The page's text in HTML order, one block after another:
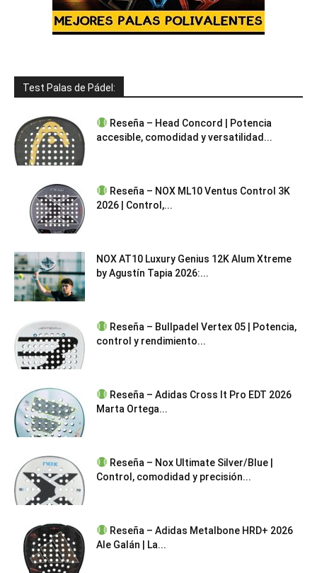
Test Palas de Pádel:
Reseña – Head Concord | Potencia
accesible, comodidad y versatilidad...
Reseña – NOX ML10 Ventus Control 3K
2026 | Control,...
NOX AT10 Luxury Genius 12K Alum Xtreme
by Agustín Tapia 2026:...
Reseña – Bullpadel Vertex 05 | Potencia,
control y rendimiento...
Reseña – Adidas Cross It Pro EDT 2026
Marta Ortega...
Reseña – Nox Ultimate Silver/Blue |
Control, comodidad y precisión...
Reseña – Adidas Metalbone HRD+ 2026
Ale Galán | La...